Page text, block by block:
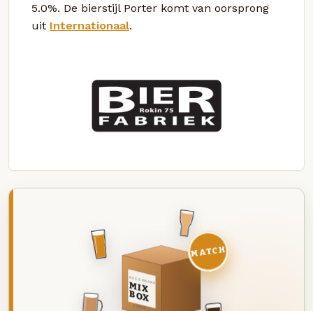
5.0%. De bierstijl Porter komt van oorsprong
uit Internationaal.
DEZE MAAND
MIX
BOX
8 BIEREN
MATCH